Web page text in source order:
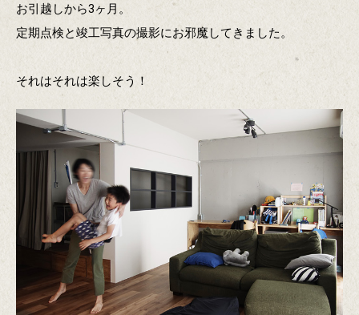
お引越しから3ヶ月。
定期点検と竣工写真の撮影にお邪魔してきました。
それはそれは楽しそう！